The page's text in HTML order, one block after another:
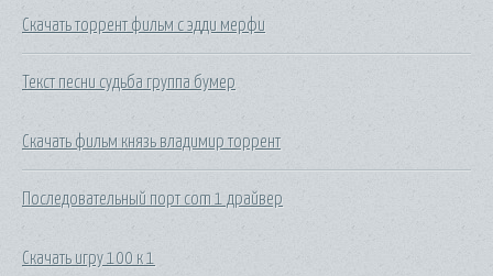
Скачать торрент фильм с эдди мерфи
Текст песни судьба группа бумер
Скачать фильм князь владимир торрент
Последовательный порт com 1 драйвер
Скачать игру 100 к 1